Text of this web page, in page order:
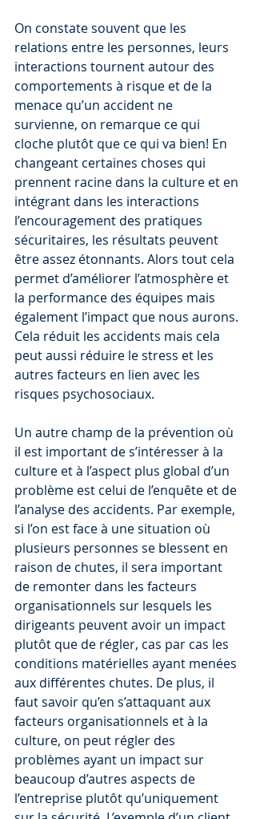
On constate souvent que les
relations entre les personnes, leurs
interactions tournent autour des
comportements à risque et de la
menace qu’un accident ne
survienne, on remarque ce qui
cloche plutôt que ce qui va bien! En
changeant certaines choses qui
prennent racine dans la culture et en
intégrant dans les interactions
l’encouragement des pratiques
sécuritaires, les résultats peuvent
être assez étonnants. Alors tout cela
permet d’améliorer l’atmosphère et
la performance des équipes mais
également l’impact que nous aurons.
Cela réduit les accidents mais cela
peut aussi réduire le stress et les
autres facteurs en lien avec les
risques psychosociaux.
Un autre champ de la prévention où
il est important de s’intéresser à la
culture et à l’aspect plus global d’un
problème est celui de l’enquête et de
l’analyse des accidents. Par exemple,
si l’on est face à une situation où
plusieurs personnes se blessent en
raison de chutes, il sera important
de remonter dans les facteurs
organisationnels sur lesquels les
dirigeants peuvent avoir un impact
plutôt que de régler, cas par cas les
conditions matérielles ayant menées
aux différentes chutes. De plus, il
faut savoir qu’en s’attaquant aux
facteurs organisationnels et à la
culture, on peut régler des
problèmes ayant un impact sur
beaucoup d’autres aspects de
l’entreprise plutôt qu’uniquement